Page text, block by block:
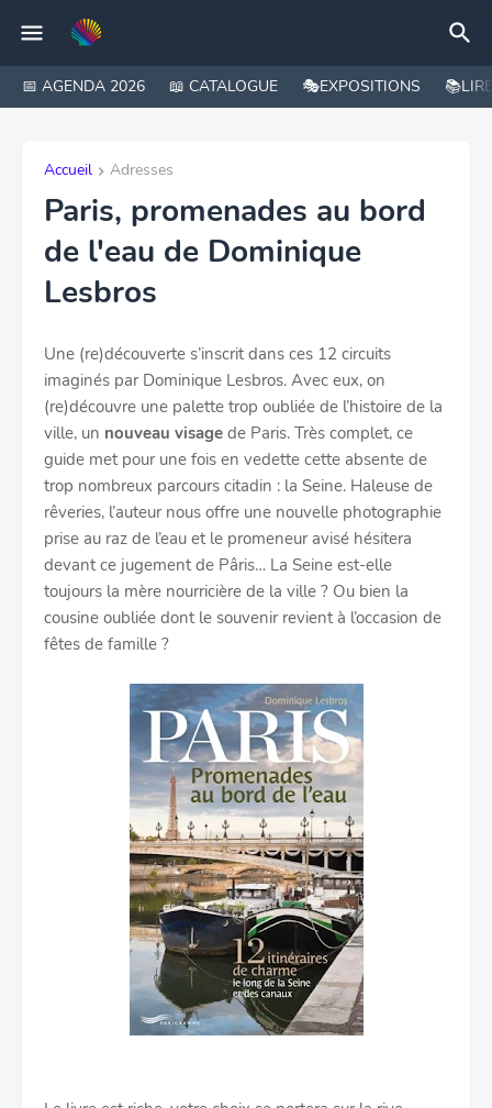
📅 AGENDA 2026 📖 CATALOGUE 🎭EXPOSITIONS 📚LIRE
Accueil Adresses
Paris, promenades au bord
de l'eau de Dominique
Lesbros
Une (re)découverte s’inscrit dans ces 12 circuits
imaginés par Dominique Lesbros. Avec eux, on
(re)découvre une palette trop oubliée de l’histoire de la
ville, un nouveau visage de Paris. Très complet, ce
guide met pour une fois en vedette cette absente de
trop nombreux parcours citadin : la Seine. Haleuse de
rêveries, l’auteur nous offre une nouvelle photographie
prise au raz de l’eau et le promeneur avisé hésitera
devant ce jugement de Pâris… La Seine est-elle
toujours la mère nourricière de la ville ? Ou bien la
cousine oubliée dont le souvenir revient à l’occasion de
fêtes de famille ?